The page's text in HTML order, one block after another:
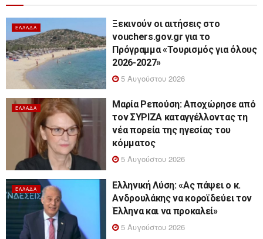
ΕΛΛΆΔΑ
Ξεκινούν οι αιτήσεις στο
vouchers.gov.gr για το
Πρόγραμμα «Τουρισμός για όλους
2026-2027»
5 Αυγούστου 2026
ΕΛΛΆΔΑ
Μαρία Ρεπούση: Αποχώρησε από
τον ΣΥΡΙΖΑ καταγγέλλοντας τη
νέα πορεία της ηγεσίας του
κόμματος
5 Αυγούστου 2026
ΕΛΛΆΔΑ
Ελληνική Λύση: «Ας πάψει ο κ.
Ανδρουλάκης να κοροϊδεύει τον
Έλληνα και να προκαλεί»
5 Αυγούστου 2026